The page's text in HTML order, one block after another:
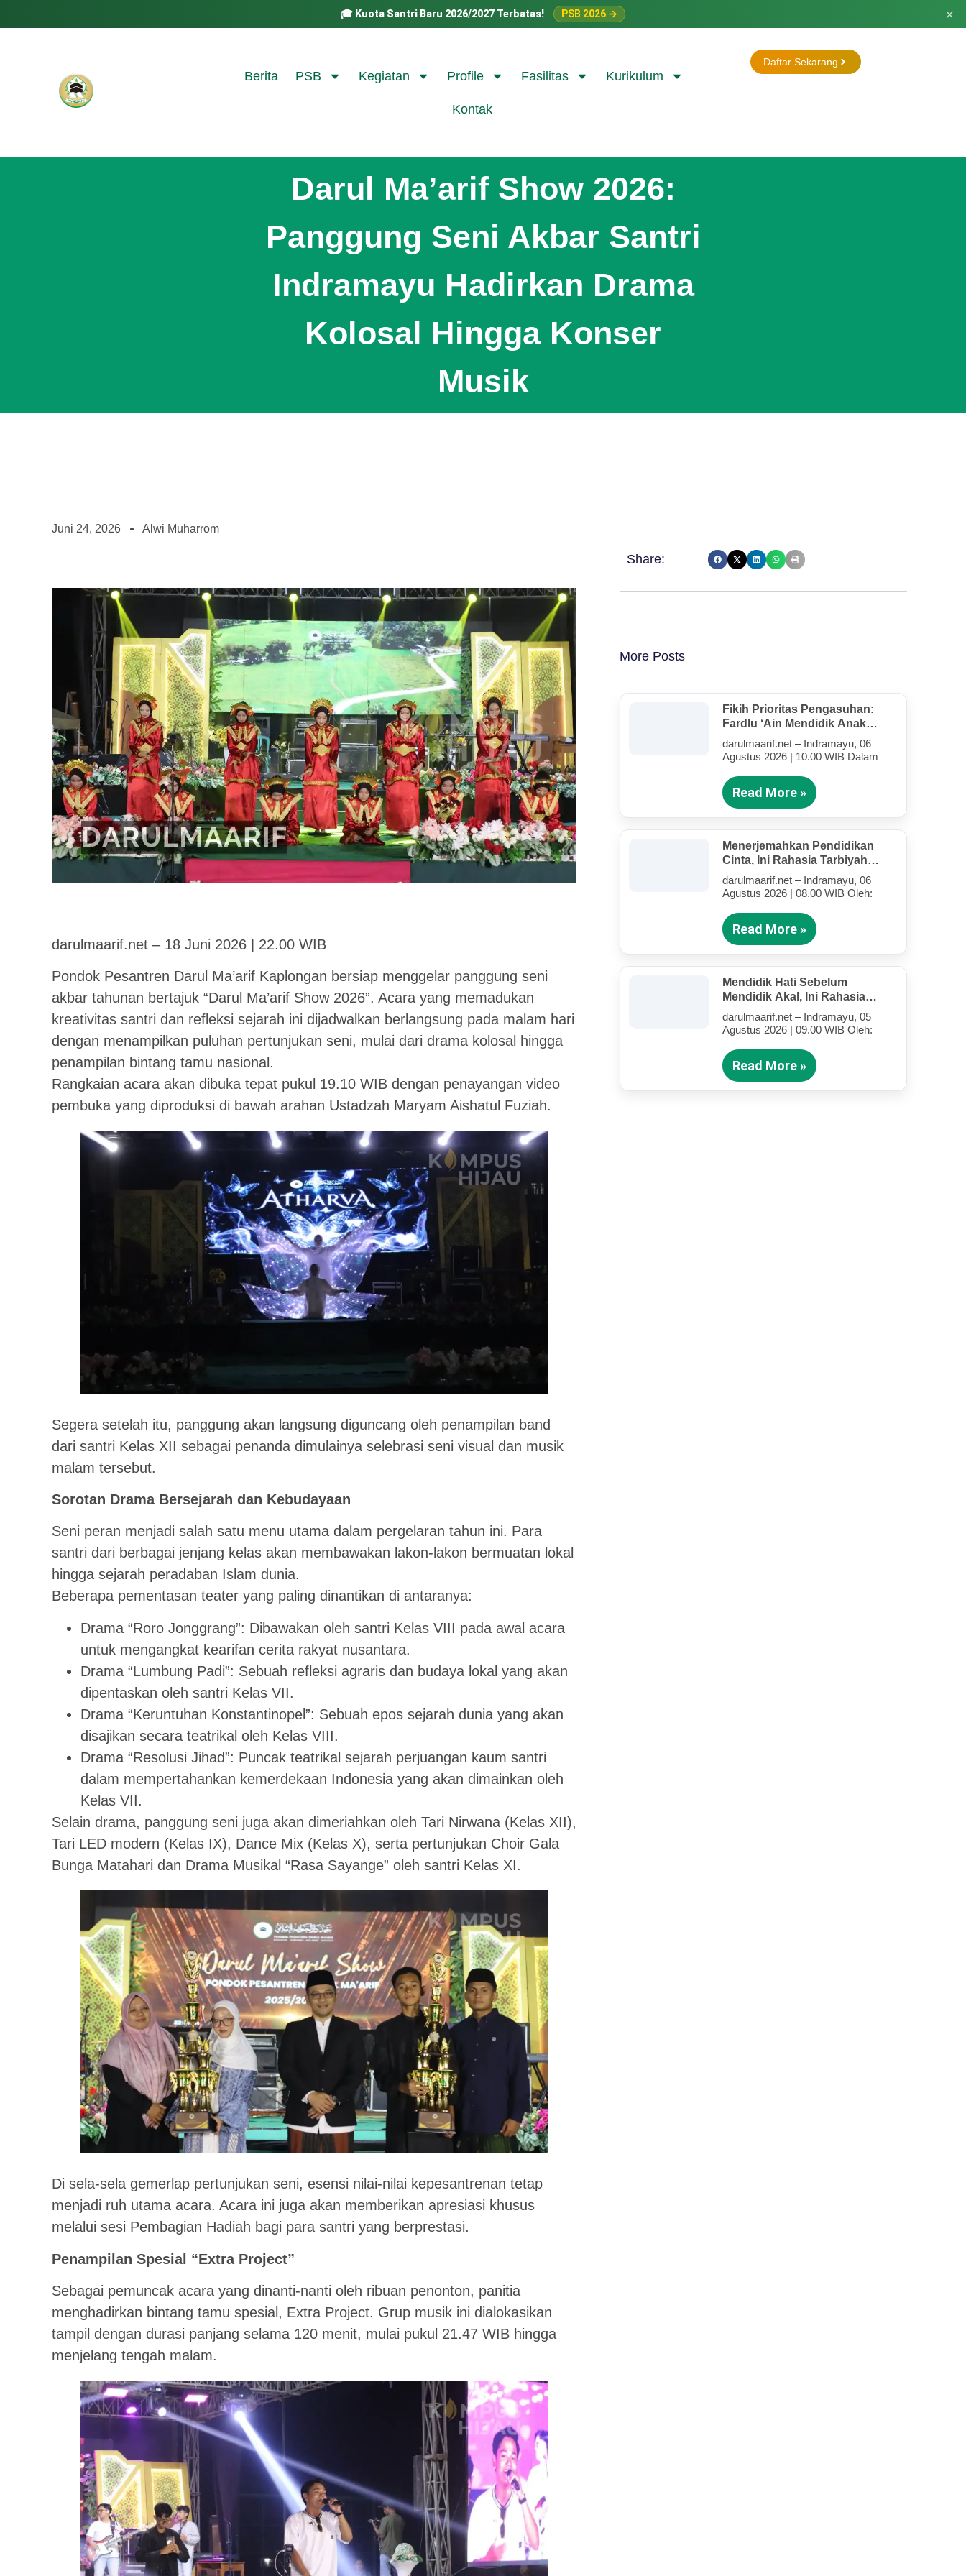
🎓 Kuota Santri Baru 2026/2027 Terbatas! PSB 2026 → ×
Berita PSB Kegiatan Profile Fasilitas Kurikulum
Kontak
Daftar Sekarang
Darul Ma’arif Show 2026:
Panggung Seni Akbar Santri
Indramayu Hadirkan Drama
Kolosal Hingga Konser
Musik
Juni 24, 2026 Alwi Muharrom
darulmaarif.net – 18 Juni 2026 | 22.00 WIB
Pondok Pesantren Darul Ma’arif Kaplongan bersiap menggelar panggung seni
akbar tahunan bertajuk “Darul Ma’arif Show 2026”. Acara yang memadukan
kreativitas santri dan refleksi sejarah ini dijadwalkan berlangsung pada malam hari
dengan menampilkan puluhan pertunjukan seni, mulai dari drama kolosal hingga
penampilan bintang tamu nasional.
Rangkaian acara akan dibuka tepat pukul 19.10 WIB dengan penayangan video
pembuka yang diproduksi di bawah arahan Ustadzah Maryam Aishatul Fuziah.
Segera setelah itu, panggung akan langsung diguncang oleh penampilan band
dari santri Kelas XII sebagai penanda dimulainya selebrasi seni visual dan musik
malam tersebut.
Sorotan Drama Bersejarah dan Kebudayaan
Seni peran menjadi salah satu menu utama dalam pergelaran tahun ini. Para
santri dari berbagai jenjang kelas akan membawakan lakon-lakon bermuatan lokal
hingga sejarah peradaban Islam dunia.
Beberapa pementasan teater yang paling dinantikan di antaranya:
Drama “Roro Jonggrang”: Dibawakan oleh santri Kelas VIII pada awal acara
untuk mengangkat kearifan cerita rakyat nusantara.
Drama “Lumbung Padi”: Sebuah refleksi agraris dan budaya lokal yang akan
dipentaskan oleh santri Kelas VII.
Drama “Keruntuhan Konstantinopel”: Sebuah epos sejarah dunia yang akan
disajikan secara teatrikal oleh Kelas VIII.
Drama “Resolusi Jihad”: Puncak teatrikal sejarah perjuangan kaum santri
dalam mempertahankan kemerdekaan Indonesia yang akan dimainkan oleh
Kelas VII.
Selain drama, panggung seni juga akan dimeriahkan oleh Tari Nirwana (Kelas XII),
Tari LED modern (Kelas IX), Dance Mix (Kelas X), serta pertunjukan Choir Gala
Bunga Matahari dan Drama Musikal “Rasa Sayange” oleh santri Kelas XI.
Di sela-sela gemerlap pertunjukan seni, esensi nilai-nilai kepesantrenan tetap
menjadi ruh utama acara. Acara ini juga akan memberikan apresiasi khusus
melalui sesi Pembagian Hadiah bagi para santri yang berprestasi.
Penampilan Spesial “Extra Project”
Sebagai pemuncak acara yang dinanti-nanti oleh ribuan penonton, panitia
menghadirkan bintang tamu spesial, Extra Project. Grup musik ini dialokasikan
tampil dengan durasi panjang selama 120 menit, mulai pukul 21.47 WIB hingga
menjelang tengah malam.
Share:
More Posts
Fikih Prioritas Pengasuhan:
Fardlu ‘Ain Mendidik Anak
Kandung Di Tengah Kesibukan
Mengajar
darulmaarif.net – Indramayu, 06
Agustus 2026 | 10.00 WIB Dalam
Read More »
Menerjemahkan Pendidikan
Cinta, Ini Rahasia Tarbiyah
Rosululloh SAW Bagi Anak-
Anak Yang Terluka (Bagian IV)
darulmaarif.net – Indramayu, 06
Agustus 2026 | 08.00 WIB Oleh:
Read More »
Mendidik Hati Sebelum
Mendidik Akal, Ini Rahasia
Tarbiyah Rosululloh SAW Bagi
Anak-Anak Yang Terluka
(Bagian III)
darulmaarif.net – Indramayu, 05
Agustus 2026 | 09.00 WIB Oleh:
Read More »